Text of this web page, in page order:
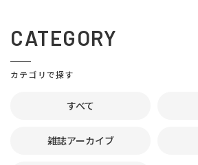
CATEGORY
カテゴリで探す
すべて
雑誌アーカイブ